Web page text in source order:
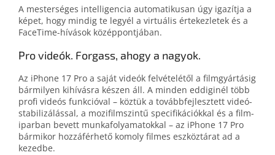
A mesterséges intelligencia automatikusan úgy igazítja a
képet, hogy mindig te legyél a virtuális értekez­le­tek és a
FaceTime-hívások közép­pontjában.
Pro videók. Forgass, ahogy a nagyok.
Az iPhone 17 Pro a saját videók ­fel­vételé­től a film­gyártásig
bár­milyen ki­hívásra készen áll. A minden eddi­ginél több
profi videós funkció­val – köztük a tovább­fejlesztett videó­
stabilizálás­sal, a mozi­film­szintű speci­fi­ká­ciók­kal és a film­
ipar­ban bevett munka­folyamatok­kal – az iPhone 17 Pro
bár­mikor hozzá­fér­hető komoly filmes eszköz­tárat ad a
kezedbe.